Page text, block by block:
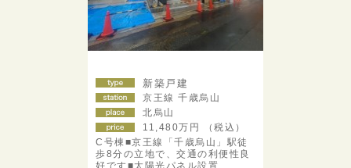
新築戸建
京王線 千歳烏山
北烏山
11,480万円 （税込）
C号棟■京王線「千歳烏山」駅徒
歩8分の立地で、交通の利便性良
好です■太陽光パネル設置